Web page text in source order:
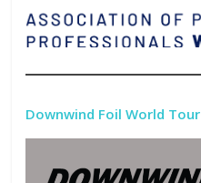
Downwind Foil World Tour